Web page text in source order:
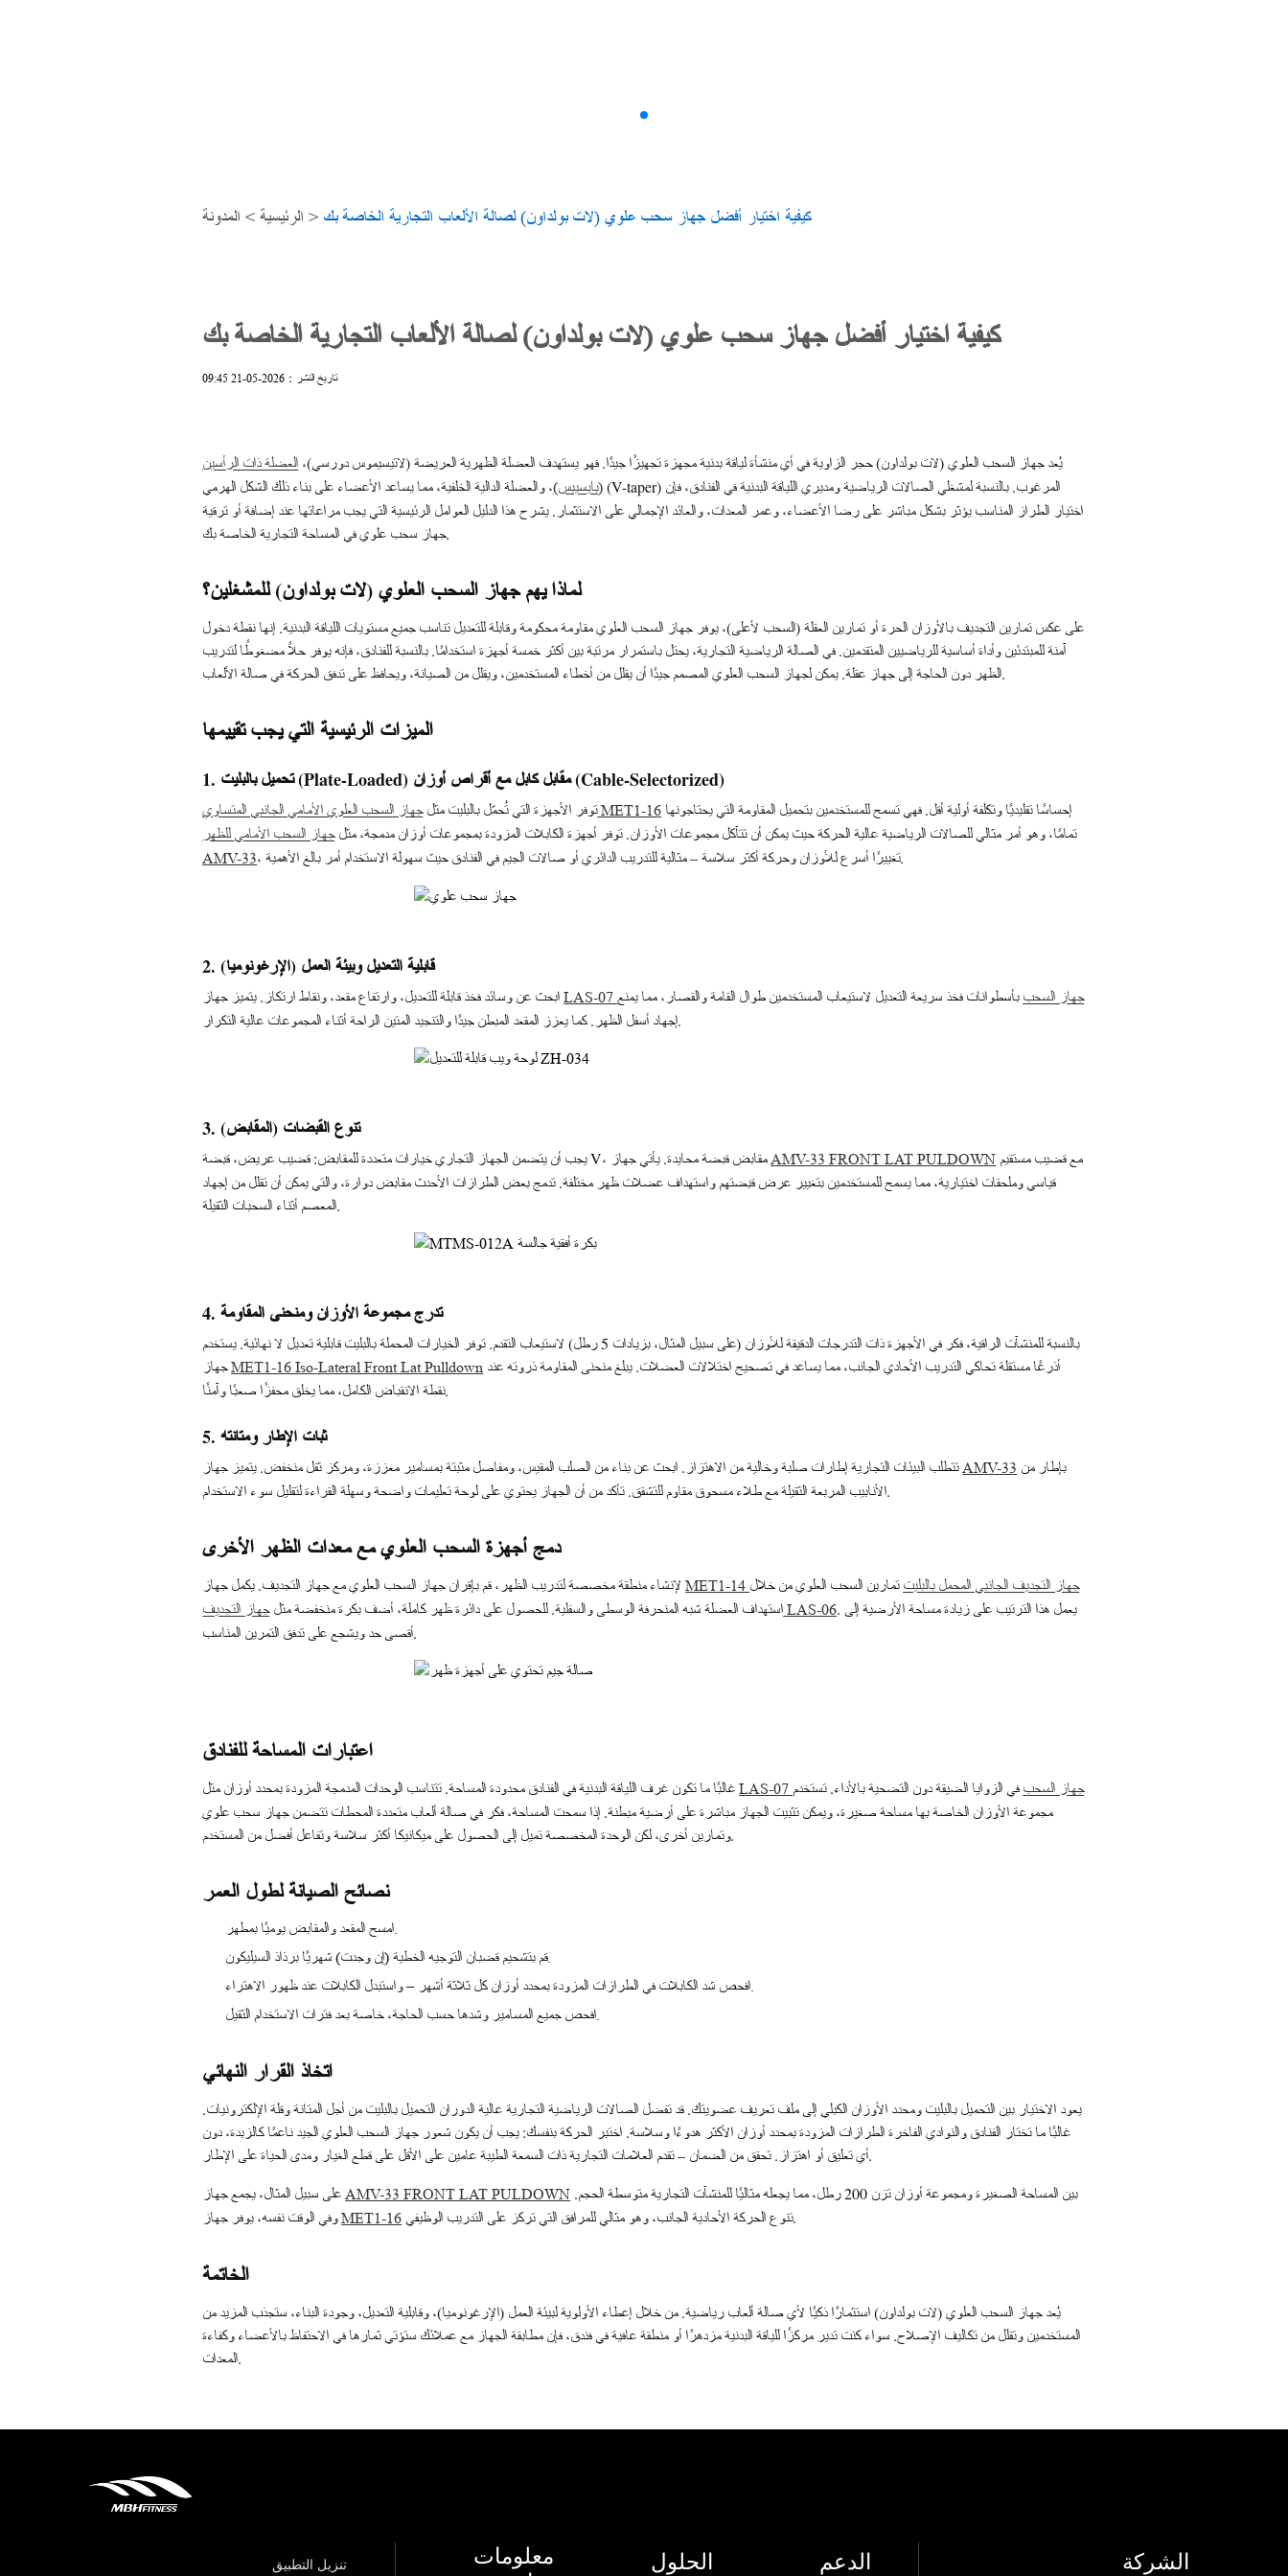
الرئيسية> المدونة > كيفية اختيار أفضل جهاز سحب علوي (لات بولداون) لصالة الألعاب التجارية الخاصة بك
كيفية اختيار أفضل جهاز سحب علوي (لات بولداون) لصالة الألعاب التجارية الخاصة بك
تاريخ النشر：2026-05-21 09:45
يُعد جهاز السحب العلوي (لات بولداون) حجر الزاوية في أي منشأة لياقة بدنية مجهزة تجهيزًا جيدًا. فهو يستهدف العضلة الظهرية العريضة (لاتيسيموس دورسي)، العضلة ذات الرأسين
(بايسيبس)، والعضلة الدالية الخلفية، مما يساعد الأعضاء على بناء ذلك الشكل الهرمي (V-taper) المرغوب. بالنسبة لمشغلي الصالات الرياضية ومديري اللياقة البدنية في الفنادق، فإن
اختيار الطراز المناسب يؤثر بشكل مباشر على رضا الأعضاء، وعمر المعدات، والعائد الإجمالي على الاستثمار. يشرح هذا الدليل العوامل الرئيسية التي يجب مراعاتها عند إضافة أو ترقية
جهاز سحب علوي في المساحة التجارية الخاصة بك.
لماذا يهم جهاز السحب العلوي (لات بولداون) للمشغلين؟
على عكس تمارين التجديف بالأوزان الحرة أو تمارين العقلة (السحب لأعلى)، يوفر جهاز السحب العلوي مقاومة محكومة وقابلة للتعديل تناسب جميع مستويات اللياقة البدنية. إنها نقطة دخول
آمنة للمبتدئين وأداة أساسية للرياضيين المتقدمين. في الصالة الرياضية التجارية، يحتل باستمرار مرتبة بين أكثر خمسة أجهزة استخدامًا. بالنسبة للفنادق، فإنه يوفر حلاً مضغوطًا لتدريب
الظهر دون الحاجة إلى جهاز عقلة. يمكن لجهاز السحب العلوي المصمم جيدًا أن يقلل من أخطاء المستخدمين، ويقلل من الصيانة، ويحافظ على تدفق الحركة في صالة الألعاب.
الميزات الرئيسية التي يجب تقييمها
1. تحميل بالبليت (Plate-Loaded) مقابل كابل مع أقراص أوزان (Cable-Selectorized)
توفر الأجهزة التي تُحمّل بالبليت مثلجهاز السحب العلوي الأمامي الجانبي المتساوي MET1-16
تمامًا، وهو أمر مثالي للصالات الرياضية عالية الحركة حيث يمكن أن تتآكل مجموعات الأوزان. توفر أجهزة الكابلات المزودة بمجموعات أوزان مدمجة، مثلجهاز السحب الأمامي للظهر
AMV-33
، تغييرًا أسرع للأوزان وحركة أكثر سلاسة – مثالية للتدريب الدائري أو صالات الجيم في الفنادق حيث سهولة الاستخدام أمر بالغ الأهمية.
2. قابلية التعديل وبيئة العمل (الإرغونوميا)
ابحث عن وسائد فخذ قابلة للتعديل، وارتفاع مقعد، ونقاط ارتكاز. يتميز جهازLAS-07 جهاز السحب بأسطوانات فخذ سريعة التعديل لاستيعاب المستخدمين طوال القامة والقصار، مما يمنع
إجهاد أسفل الظهر. كما يعزز المقعد المبطن جيدًا والتنجيد المتين الراحة أثناء المجموعات عالية التكرار.
3. تنوع القبضات (المقابض)
يجب أن يتضمن الجهاز التجاري خيارات متعددة للمقابض: قضيب عريض، قبضة V، مقابض قبضة محايدة. يأتي جهاز AMV-33 FRONT LAT PULDOWN
قياسي وملحقات اختيارية، مما يسمح للمستخدمين بتغيير عرض قبضتهم واستهداف عضلات ظهر مختلفة. تدمج بعض الطرازات الأحدث مقابض دوارة، والتي يمكن أن تقلل من إجهاد
المعصم أثناء السحبات الثقيلة.
4. تدرج مجموعة الأوزان ومنحنى المقاومة
بالنسبة للمنشآت الراقية، فكر في الأجهزة ذات التدرجات الدقيقة للأوزان (على سبيل المثال، بزيادات 5 رطل) لاستيعاب التقدم. توفر الخيارات المحملة بالبليت قابلية تعديل لا نهائية. يستخدم
جهازMET1-16 Iso-Lateral Front Lat Pulldown
نقطة الانقباض الكامل، مما يخلق محفزًا صعبًا وآمنًا.
5. ثبات الإطار ومتانته
تتطلب البيئات التجارية إطارات صلبة وخالية من الاهتزاز. ابحث عن بناء من الصلب المقيس، ومفاصل مثبتة بمسامير معززة، ومركز ثقل منخفض. يتميز جهاز AMV-33
الأنابيب المربعة الثقيلة مع طلاء مسحوق مقاوم للتشقق. تأكد من أن الجهاز يحتوي على لوحة تعليمات واضحة وسهلة القراءة لتقليل سوء الاستخدام.
دمج أجهزة السحب العلوي مع معدات الظهر الأخرى
لإنشاء منطقة مخصصة لتدريب الظهر، قم بإقران جهاز السحب العلوي مع جهاز التجديف. يكمل جهازMET1-14 جهاز التجديف الجانبي المحمل بالبليت تمارين السحب العلوي من خلال
استهداف العضلة شبه المنحرفة الوسطى والسفلية. للحصول على دائرة ظهر كاملة، أضف بكرة منخفضة مثل جهاز التجديف LAS-06. يعمل هذا الترتيب على زيادة مساحة الأرضية إلى
أقصى حد ويشجع على تدفق التمرين المناسب.
اعتبارات المساحة للفنادق
غالبًا ما تكون غرف اللياقة البدنية في الفنادق محدودة المساحة. تتناسب الوحدات المدمجة المزودة بمحدد أوزان مثلLAS-07 جهاز السحب في الزوايا الضيقة دون التضحية بالأداء. تستخدم
مجموعة الأوزان الخاصة بها مساحة صغيرة، ويمكن تثبيت الجهاز مباشرة على أرضية مبطنة. إذا سمحت المساحة، فكر في صالة ألعاب متعددة المحطات تتضمن جهاز سحب علوي
وتمارين أخرى، لكن الوحدة المخصصة تميل إلى الحصول على ميكانيكا أكثر سلاسة وتفاعل أفضل من المستخدم.
نصائح الصيانة لطول العمر
قم بتشحيم قضبان التوجيه الخطية (إن وجدت) شهريًا برذاذ السيليكون.
اتخاذ القرار النهائي
يعود الاختيار بين التحميل بالبليت ومحدد الأوزان الكبلي إلى ملف تعريف عضويتك. قد تفضل الصالات الرياضية التجارية عالية الدوران التحميل بالبليت من أجل المتانة وقلة الإلكترونيات.
غالبًا ما تختار الفنادق والنوادي الفاخرة الطرازات المزودة بمحدد أوزان الأكثر هدوءًا وسلاسة. اختبر الحركة بنفسك: يجب أن يكون شعور جهاز السحب العلوي الجيد ناعمًا كالزبدة، دون
أي تعليق أو اهتزاز. تحقق من الضمان – تقدم العلامات التجارية ذات السمعة الطيبة عامين على الأقل على قطع الغيار ومدى الحياة على الإطار.
AMV-33 FRONT LAT PULDOWN
وفي الوقت نفسه، يوفر جهازMET1-16 تنوع الحركة الأحادية الجانب، وهو مثالي للمرافق التي تركز على التدريب الوظيفي.
الخاتمة
يُعد جهاز السحب العلوي (لات بولداون) استثمارًا ذكيًا لأي صالة ألعاب رياضية. من خلال إعطاء الأولوية لبيئة العمل (الإرغونوميا)، وقابلية التعديل، وجودة البناء، ستجذب المزيد من
المستخدمين وتقلل من تكاليف الإصلاح. سواء كنت تدير مركزًا للياقة البدنية مزدهرًا أو منطقة عافية في فندق، فإن مطابقة الجهاز مع عملائك ستؤتي ثمارها في الاحتفاظ بالأعضاء وكفاءة
المعدات.
تنزيل التطبيق
معلومات
الحلول الدعم الشركة